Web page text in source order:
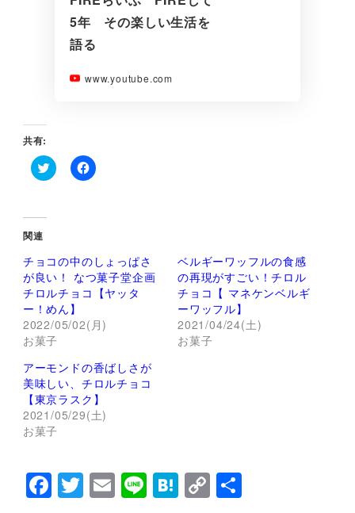
5年 その楽しい生活を
語る
www.youtube.com
共有:
ク
し
て
T
i
t
t
e
r
で
共
有
(
し
い
ウ
ィ
ン
ド
ウ
で
す
)
F
で
共
有
す
る
は
ク
し
て
く
だ
さ
ウ
ィ
ン
関連
チョコの中のしょっぱさ
が良い！ なつ菓子堂企画
チロルチョコ【ヤッタ
ー！めん】
2022/05/02(月)
お菓子
ベルギーワッフルの食感
の再現がすごい！チロル
チョコ【 マネケンベルギ
ーワッフル】
2021/04/24(土)
お菓子
アーモンドの香ばしさが
美味しい、チロルチョコ
【東京ラスク】
2021/05/29(土)
お菓子
F T E Li H C 共